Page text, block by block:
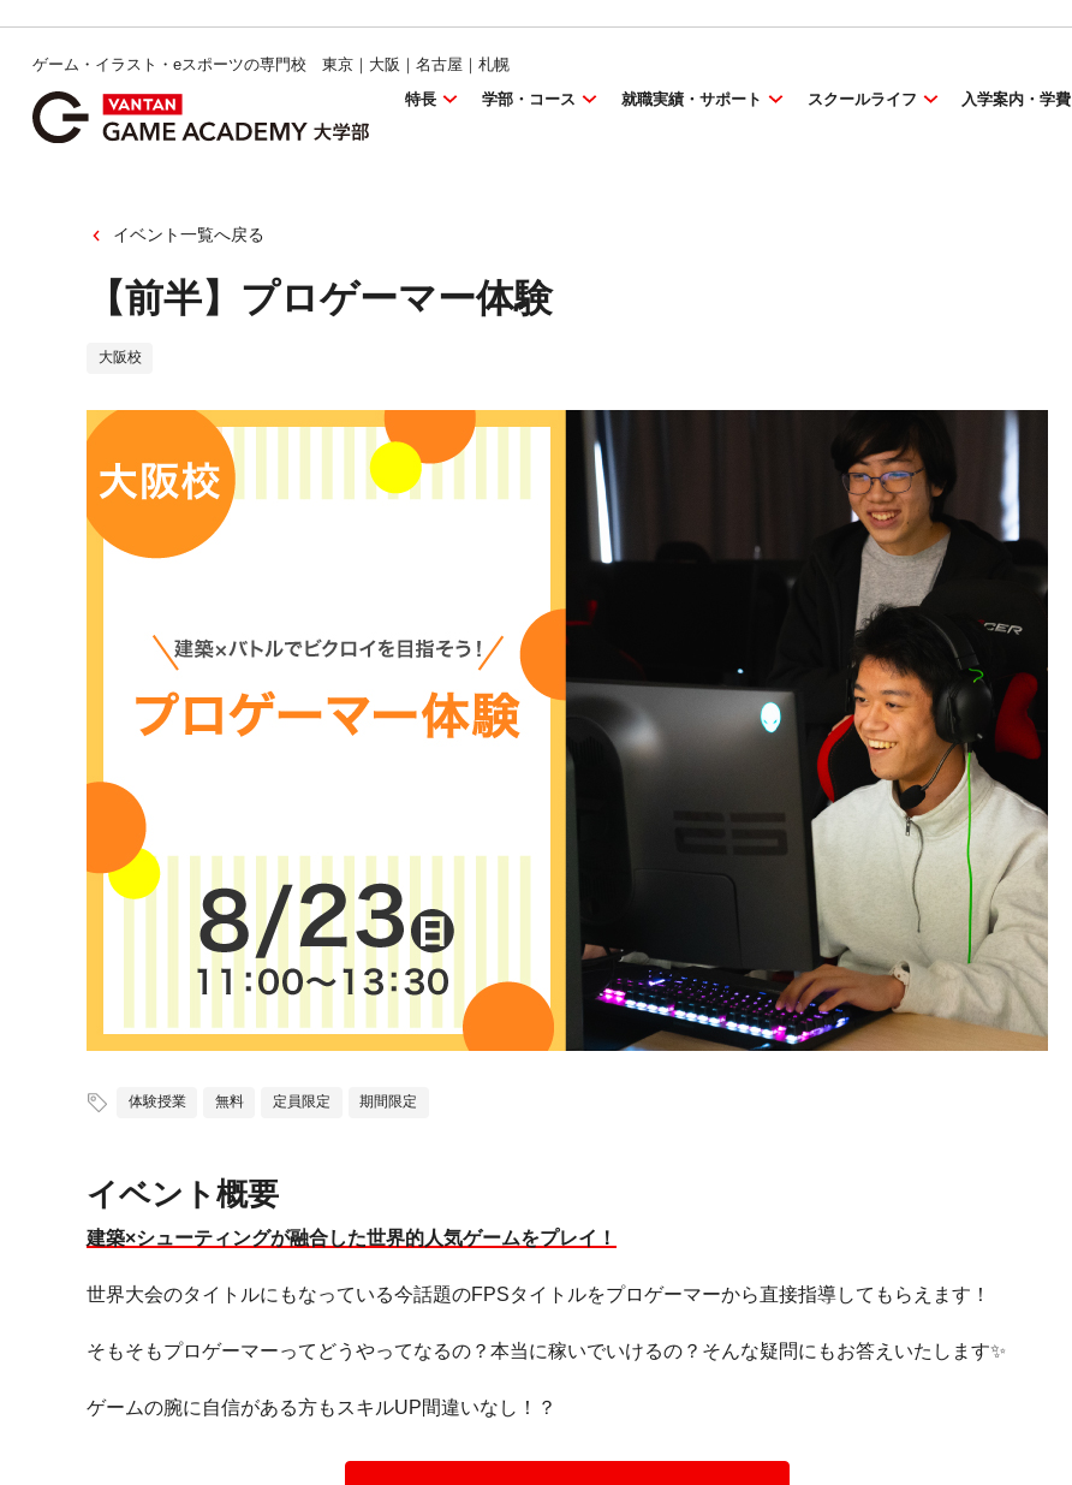
ゲーム・イラスト・eスポーツの専門校 東京｜大阪｜名古屋｜札幌
特長
学部・コース 就職実績・サポート スクールライフ 入学案内・学費
イベント一覧へ戻る
【前半】プロゲーマー体験
大阪校
体験授業 無料 定員限定 期間限定
イベント概要
建築×シューティングが融合した世界的人気ゲームをプレイ！
世界大会のタイトルにもなっている今話題のFPSタイトルをプロゲーマーから直接指導してもらえます！
そもそもプロゲーマーってどうやってなるの？本当に稼いでいけるの？そんな疑問にもお答えいたします✨️
ゲームの腕に自信がある方もスキルUP間違いなし！？